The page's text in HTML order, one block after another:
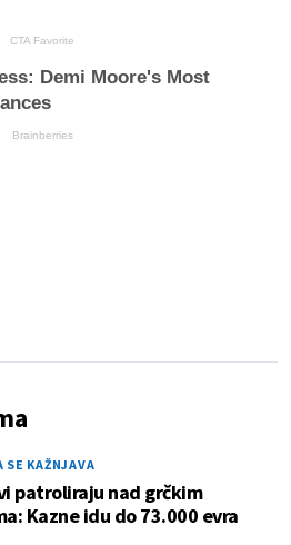
CTA Favorite
Demi Moore's Most
Brainberries
SE KAŽNJAVA
patroliraju nad grčkim
Kazne idu do 73.000 evra